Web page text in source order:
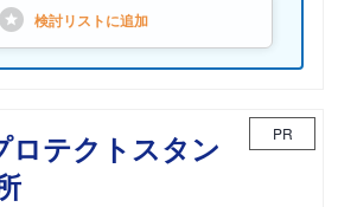
検討リストに追加
ロテクトスタン
PR